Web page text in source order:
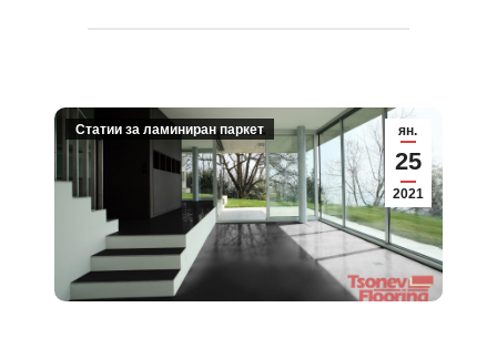
ян.
25
2021
Статии за ламиниран паркет